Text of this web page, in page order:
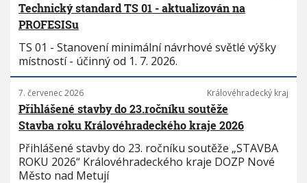
Technický standard TS 01 - aktualizován na
PROFESISu
TS 01 - Stanovení minimální návrhové světlé výšky
místností - účinný od 1. 7. 2026.
7. červenec 2026 Královéhradecký kraj
Přihlášené stavby do 23.ročníku soutěže
Stavba roku Královéhradeckého kraje 2026
Přihlášené stavby do 23. ročníku soutěže „STAVBA
ROKU 2026“ Královéhradeckého kraje DOZP Nové
Město nad Metují